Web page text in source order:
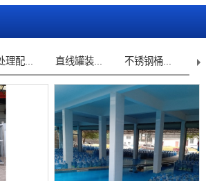
理配... 直线罐装... 不锈钢桶...